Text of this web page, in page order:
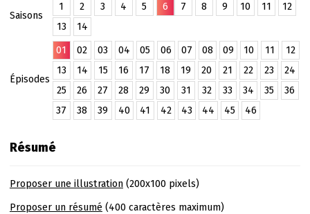
Saisons
1 2 3 4 5 6 7 8 9 10 11
12
13
14
Épisodes
01 02 03 04 05 06 07 08 09 10 11
12
13
14 15 16 17 18 19 20 21 22 23
24
25
26 27 28 29 30 31 32 33 34 35
36
37
38 39 40 41 42 43 44 45 46
Résumé
Proposer une illustration(200x100 pixels)
Proposer un résumé (400 caractères maximum)